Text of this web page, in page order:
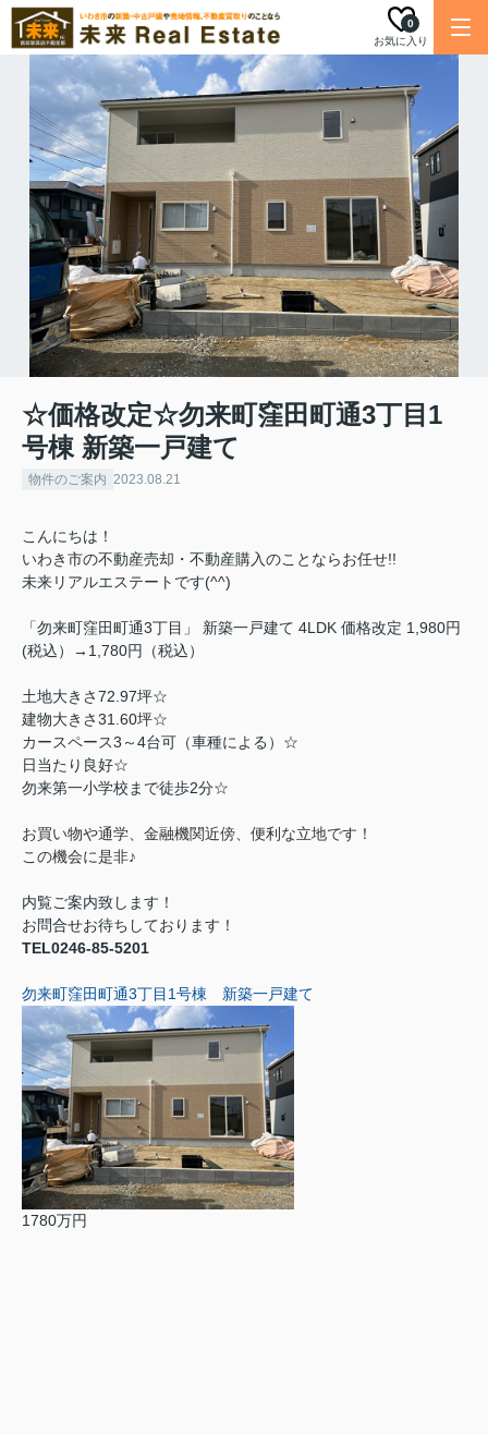
お気に入り
0
☆価格改定☆勿来町窪田町通3丁目1
号棟 新築一戸建て
物件のご案内 2023.08.21
こんにちは！
いわき市の不動産売却・不動産購入のことならお任せ!!
未来リアルエステートです(^^)
「勿来町窪田町通3丁目」 新築一戸建て 4LDK 価格改定 1,980円
(税込）→1,780円（税込）
土地大きさ72.97坪☆
建物大きさ31.60坪☆
カースペース3～4台可（車種による）☆
日当たり良好☆
勿来第一小学校まで徒歩2分☆
お買い物や通学、金融機関近傍、便利な立地です！
この機会に是非♪
内覧ご案内致します！
お問合せお待ちしております！
TEL0246-85-5201
勿来町窪田町通3丁目1号棟 新築一戸建て
1780万円